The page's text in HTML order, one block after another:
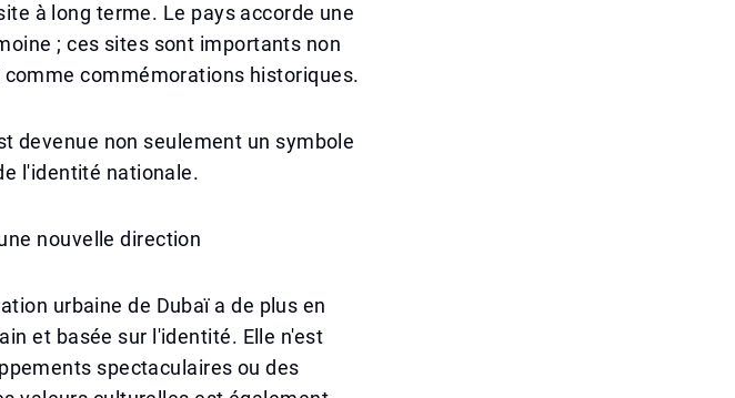
à long terme. Le pays accorde une
; ces sites sont importants non
commémorations historiques.
devenue non seulement un symbole
l'identité nationale.
nouvelle direction
urbaine de Dubaï a de plus en
et basée sur l'identité. Elle n'est
spectaculaires ou des